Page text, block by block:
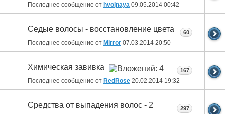
Последнее сообщение от hvojnaya 09.05.2014 00:42
Седые волосы - восстановление цвета
Последнее сообщение от Mirror 07.03.2014 20:50
60
Химическая завивка
Последнее сообщение от RedRose 20.02.2014 19:32
167
Средства от выпадения волос - 2 297